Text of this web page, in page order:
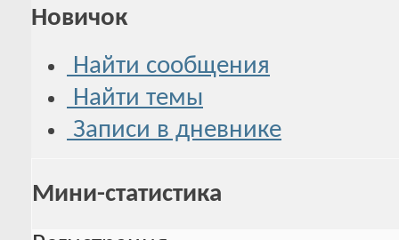
Новичок
Найти сообщения
Найти темы
Записи в дневнике
Мини-статистика